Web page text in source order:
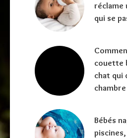
réclame
qui se
couette
chat qui
chambre
Bébés